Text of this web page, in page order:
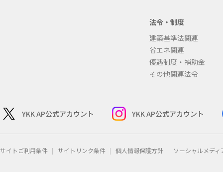
法令・制度
建築基準法関連
省エネ関連
優遇制度・補助金
その他関連法令
YKK AP公式アカウント YKK AP公式アカウント
サイトご利用条件 サイトリンク条件 個人情報保護方針 ソーシャルメデ